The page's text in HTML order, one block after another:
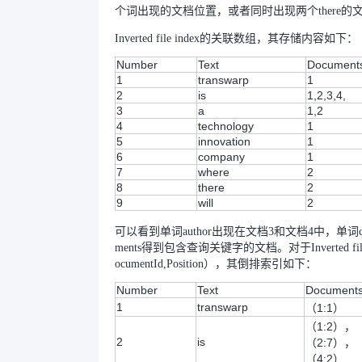
个词出现的文档位置，或者同时出现两个there的
Inverted file index的关联数组，其存储内容如下：
Number Text
1
transwarp
1
2
is
1,2,3,4,
3
a
1,2
4
technology
1
5
innovation
1
6
company
1
7
where
2
8
there
2
9
will 2
可以看到单词author出现在文档3和文档4中，单
ments得到包含查询关键字的文档。对于Inverted
ocumentId,Position），其倒排索引如下：
Number Text
1
transwarp （1:1）
2 is
（1:2），
（2:7），
（4:2）